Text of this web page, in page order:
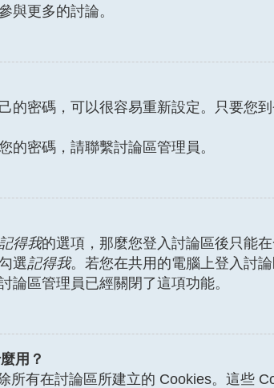
與更多的討論。
的密碼，可以很容易重新設定。只要您
的密碼，請聯繫討論區管理員。
記得我的選項，那麼您登入討論區後只能
選記得我。若您在共用的電腦上登入討
論區管理員已經關閉了這項功能。
用？
所有在討論區所建立的 Cookies。這些